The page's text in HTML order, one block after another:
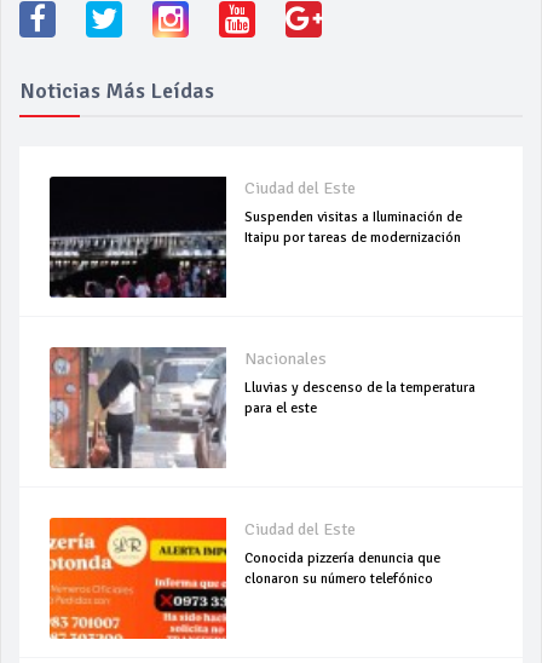
Noticias Más Leídas
Ciudad del Este
Suspenden visitas a Iluminación de
Itaipu por tareas de modernización
Nacionales
Lluvias y descenso de la temperatura
para el este
Ciudad del Este
Conocida pizzería denuncia que
clonaron su número telefónico